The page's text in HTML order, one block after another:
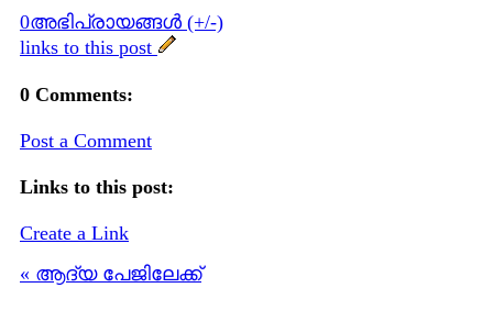
0അഭിപ്രായങ്ങള്‍ (+/-)
links to this post
0 Comments:
Post a Comment
Links to this post:
Create a Link
« ആദ്യ പേജിലേക്ക്